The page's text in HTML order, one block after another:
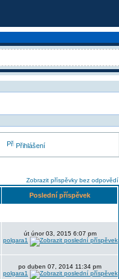
Přihlášení
Zobrazit příspěvky bez odpovědí
Poslední příspěvek
út únor 03, 2015 6:07 pm
polgara1
po duben 07, 2014 11:34 pm
polgara1